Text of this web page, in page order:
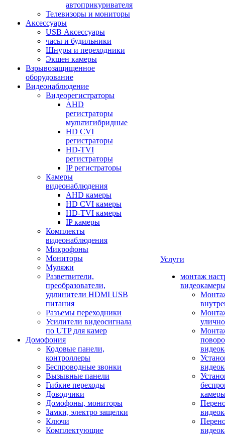
автоприкуривателя
Телевизоры и мониторы
Аксессуары
USB Аксессуары
часы и будильники
Шнуры и переходники
Экшен камеры
Взрывозащищенное
оборудование
Видеонаблюдение
Видеорегистраторы
AHD
регистраторы
мультигибридные
HD CVI
регистраторы
HD-TVI
регистраторы
IP регистраторы
Камеры
видеонаблюдения
AHD камеры
HD CVI камеры
HD-TVI камеры
IP камеры
Комплекты
видеонаблюдения
Микрофоны
Мониторы
Муляжи
Разветвители,
преобразователи,
удлинители HDMI USB
питания
Разъемы переходники
Усилители видеосигнала
по UTP для камер
Домофония
Кодовые панели,
контроллеры
Беспроводные звонки
Вызывные панели
Гибкие переходы
Доводчики
Домофоны, мониторы
Замки, электро защелки
Ключи
Комплектующие
Услуги
монтаж